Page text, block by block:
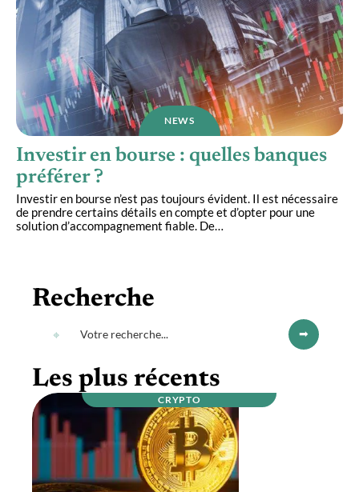
NEWS
Investir en bourse : quelles banques
préférer ?
Investir en bourse n’est pas toujours évident. Il est nécessaire
de prendre certains détails en compte et d’opter pour une
solution d’accompagnement fiable. De
Recherche
Les plus récents
CRYPTO